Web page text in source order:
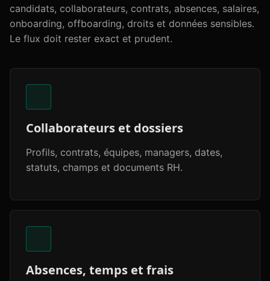
candidats, collaborateurs, contrats, absences, salaires,
onboarding, offboarding, droits et données sensibles.
Le flux doit rester exact et prudent.
Collaborateurs et dossiers
Profils, contrats, équipes, managers, dates,
statuts, champs et documents RH.
Absences, temps et frais